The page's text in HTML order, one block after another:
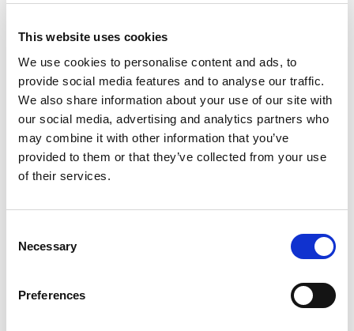
This website uses cookies
We use cookies to personalise content and ads, to
provide social media features and to analyse our traffic.
We also share information about your use of our site with
our social media, advertising and analytics partners who
may combine it with other information that you’ve
provided to them or that they’ve collected from your use
of their services.
Selection
Necessary
Preferences
RAPID + TCT 2026 : L’ÉVÉNEMENT PHARE DE LA
FA REVIENT DANS UN PAYSAGE INDUSTRIEL EN
ICAM 25 : DES ARÊTES PLUS NETTES, DES
MOTEURS PLUS PUISSANTS POUR LES
TURBOMACHINES
INCONTOURNABLE DE L’INNOVATION ET DE LA
PERFORMANCE EN ORTHOPÉDIE